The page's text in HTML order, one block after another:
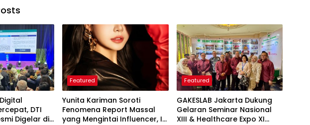
DTI
Digelar di
Featured
Yunita Kariman Soroti
Fenomena Report Massal
yang Mengintai Influencer, Ini
Featured
GAKESLAB Jakarta Dukung
Gelaran Seminar Nasional
XIII & Healthcare Expo XI